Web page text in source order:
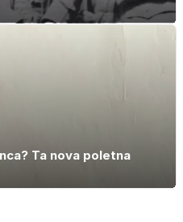
Ta nova poletna